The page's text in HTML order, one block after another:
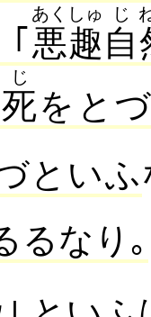
悪趣
あくしゅ
自
じ
死
じ
をと
といふ
るなり｡